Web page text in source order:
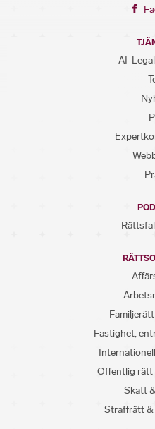
AI-
Fastighet,
Offentlig rätt
Skatt
Straffrätt &